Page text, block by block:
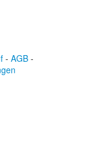
- AGB -